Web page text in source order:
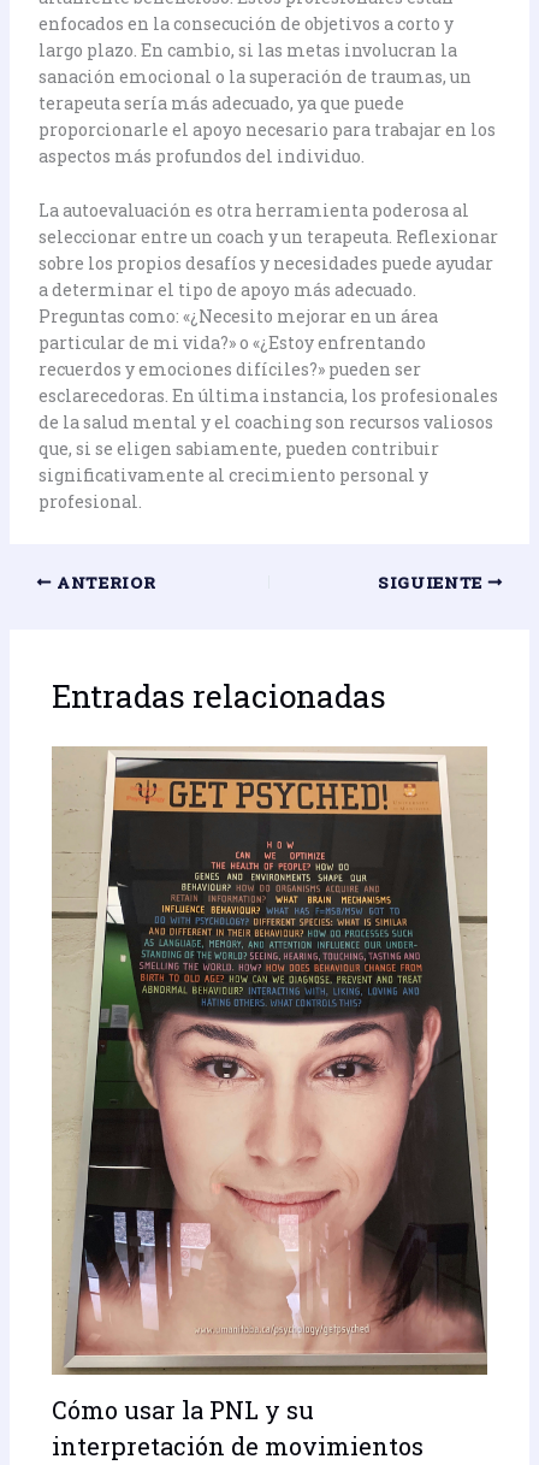
enfocados en la consecución de objetivos a corto y
largo plazo. En cambio, si las metas involucran la
sanación emocional o la superación de traumas, un
terapeuta sería más adecuado, ya que puede
proporcionarle el apoyo necesario para trabajar en los
aspectos más profundos del individuo.
La autoevaluación es otra herramienta poderosa al
seleccionar entre un coach y un terapeuta. Reflexionar
sobre los propios desafíos y necesidades puede ayudar
a determinar el tipo de apoyo más adecuado.
Preguntas como: «¿Necesito mejorar en un área
particular de mi vida?» o «¿Estoy enfrentando
recuerdos y emociones difíciles?» pueden ser
esclarecedoras. En última instancia, los profesionales
de la salud mental y el coaching son recursos valiosos
que, si se eligen sabiamente, pueden contribuir
significativamente al crecimiento personal y
profesional.
ANTERIOR SIGUIENTE
Entradas relacionadas
Cómo usar la PNL y su
interpretación de movimientos